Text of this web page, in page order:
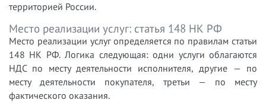
территорией России.
Место реализации услуг: статья 148 НК РФ
Место реализации услуг определяется по правилам статьи
148 НК РФ. Логика следующая: одни услуги облагаются
НДС по месту деятельности исполнителя, другие — по
месту деятельности покупателя, третьи — по месту
фактического оказания.